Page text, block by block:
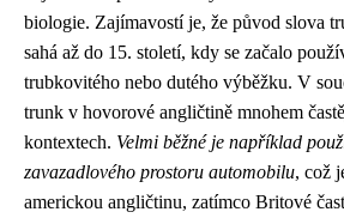
biologie. Zajímavostí je, že původ slova
sahá až do 15. století, kdy se začalo
trubkovitého nebo dutého výběžku. V
trunk v hovorové angličtině mnohem
kontextech. Velmi běžné je například
zavazadlového prostoru automobilu, což
americkou angličtinu, zatímco Britové